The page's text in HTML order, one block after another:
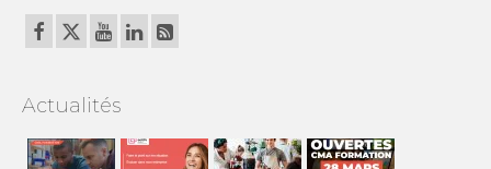
Actualités